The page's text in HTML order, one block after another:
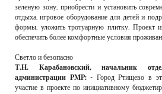
зеленую зону, приобрести и установить
отдыха, игровое оборудование для детей и
формы, уложить тротуарную плитку. Проект
обеспечить более комфортные условия
Светло и безопасно
Т.Н. Карабановский, начальник
администрации РМР:- Город Ртищево в
участие в проекте по инициативному